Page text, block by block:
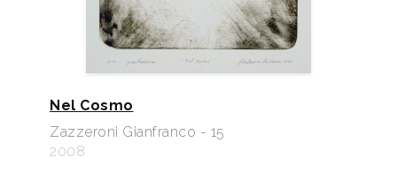
Nel Cosmo
Zazzeroni Gianfranco - 15
2008